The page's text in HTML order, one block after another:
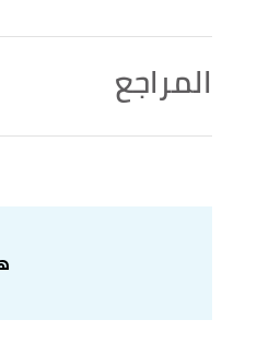
المراجع
9/3/2023. Edited.